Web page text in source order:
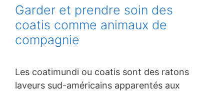
Garder et prendre soin des
coatis comme animaux de
compagnie
Les coatimundi ou coatis sont des ratons
laveurs sud-américains apparentés aux